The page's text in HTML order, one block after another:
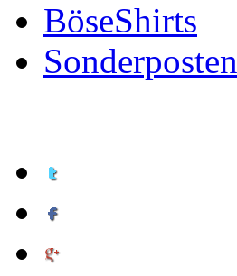
BöseShirts
Sonderposten